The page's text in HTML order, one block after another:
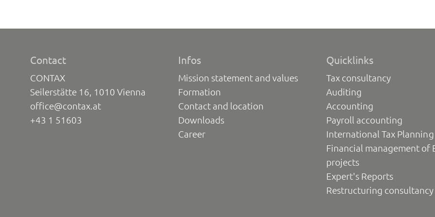
Contact
CONTAX
Seilerstätte 16, 1010 Vienna
office@contax.at
+43 1 51603
Infos
Mission statement and values
Formation
Contact and location
Downloads
Career
Quicklinks
Tax consultancy
Auditing
Accounting
Payroll accounting
International Tax Planning
Financial management of
projects
Expert's Reports
Restructuring consultancy